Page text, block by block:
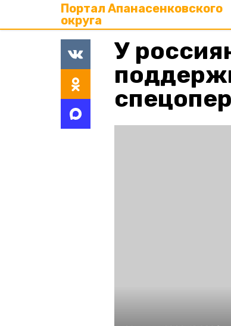
Портал Апанасенковского
округа
У